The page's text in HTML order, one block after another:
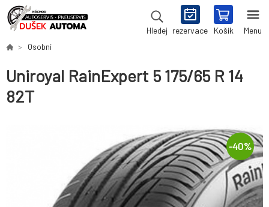
Hledej rezervace Košík Menu
Osobní
Uniroyal RainExpert 5 175/65 R 14
82T
-40%